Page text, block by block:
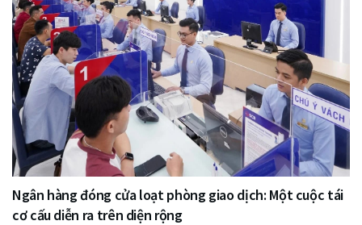
Ngân hàng đóng cửa loạt phòng giao dịch: Một cuộc tái
cơ cấu diễn ra trên diện rộng